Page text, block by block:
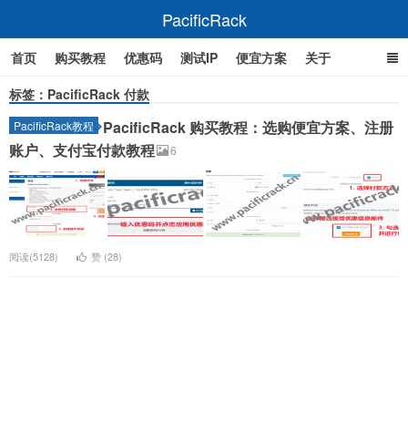
PacificRack
首页 购买教程 优惠码 测试IP 便宜方案
关于
标签：PacificRack 付款
PacificRack教程
PacificRack 购买教程：选购便宜方案、注册
账户、支付宝付款教程
6
阅读(5128) 赞 (28)